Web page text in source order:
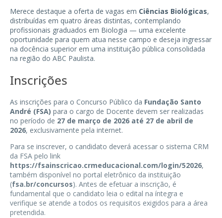
Merece destaque a oferta de vagas em Ciências Biológicas,
distribuídas em quatro áreas distintas, contemplando
profissionais graduados em Biologia — uma excelente
oportunidade para quem atua nesse campo e deseja ingressar
na docência superior em uma instituição pública consolidada
na região do ABC Paulista.
Inscrições
As inscrições para o Concurso Público da Fundação Santo
André (FSA) para o cargo de Docente devem ser realizadas
no período de 27 de março de 2026 até 27 de abril de
2026, exclusivamente pela internet.
Para se inscrever, o candidato deverá acessar o sistema CRM
da FSA pelo link
https://fsainscricao.crmeducacional.com/login/52026,
também disponível no portal eletrônico da instituição
(fsa.br/concursos). Antes de efetuar a inscrição, é
fundamental que o candidato leia o edital na íntegra e
verifique se atende a todos os requisitos exigidos para a área
pretendida.